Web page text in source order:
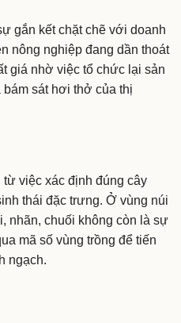
gắn kết chặt chẽ với doanh
nông nghiệp đang dần thoát
giá nhờ việc tổ chức lại sản
sát hơi thở của thị
việc xác định đúng cây
thái đặc trưng. Ở vùng núi
nhãn, chuối không còn là sự
mã số vùng trồng để tiến
ngạch.